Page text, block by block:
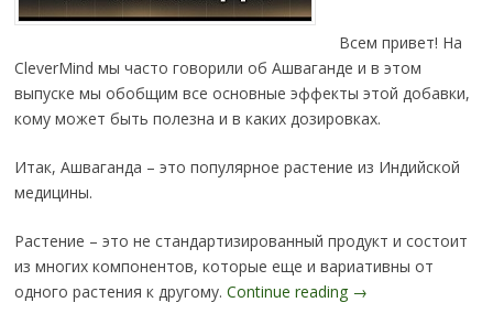
Всем привет! На
CleverMind мы часто говорили об Ашваганде и в этом
выпуске мы обобщим все основные эффекты этой добавки,
кому может быть полезна и в каких дозировках.
Итак, Ашваганда – это популярное растение из Индийской
медицины.
Растение – это не стандартизированный продукт и состоит
из многих компонентов, которые еще и вариативны от
одного растения к другому. Continue reading →